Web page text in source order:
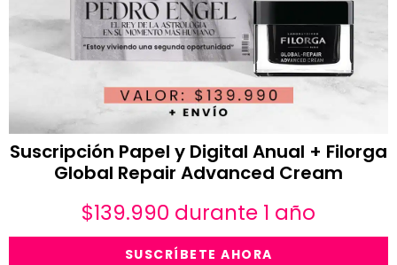
Suscripción Papel y Digital Anual + Filorga
Global Repair Advanced Cream
$139.990 durante 1 año
SUSCRÍBETE AHORA